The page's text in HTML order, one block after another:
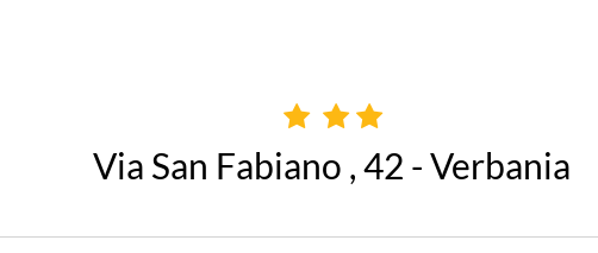
Via San Fabiano , 42 - Verbania